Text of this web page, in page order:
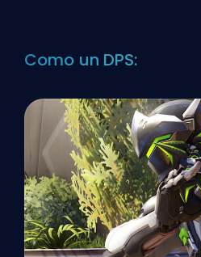
Como un DPS: